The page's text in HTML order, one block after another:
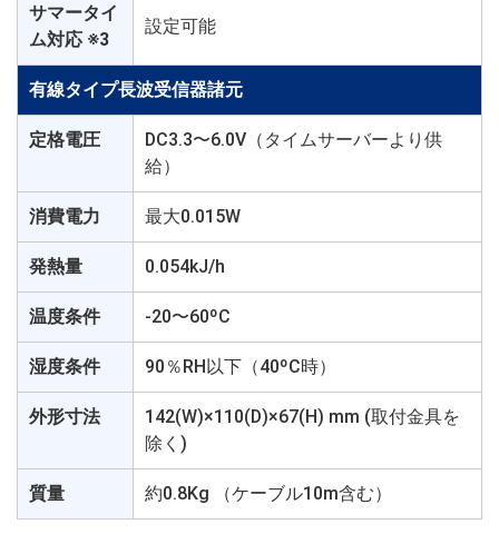
サマータイ
ム対応 ※3
設定可能
有線タイプ長波受信器諸元
定格電圧
DC3.3〜6.0V（タイムサーバーより供
給）
消費電力 最大0.015W
発熱量 0.054kJ/h
温度条件 -20〜60ºC
湿度条件 90％RH以下（40ºC時）
外形寸法
142(W)×110(D)×67(H) mm (取付金具を
除く)
質量 約0.8Kg （ケーブル10m含む）